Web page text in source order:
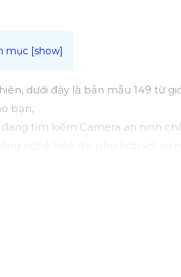
dưới đây là bản mẫu 149 từ
bạn,
đang tìm kiếm Camera an ninh
mua ngay hôm nay để hưởng
bạn sẽ hài lòng với bản mẫu